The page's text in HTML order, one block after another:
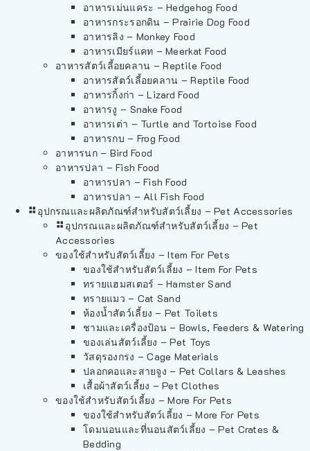
อาหารเม่นแคระ – Hedgehog Food
อาหารกระรอกดิน – Prairie Dog Food
อาหารลิง – Monkey Food
อาหารเมียร์แคท – Meerkat Food
อาหารสัตว์เลี้อยคลาน – Reptile Food
อาหารสัตว์เลี้อยคลาน – Reptile Food
อาหารกิ้งก่า – Lizard Food
อาหารงู – Snake Food
อาหารเต่า – Turtle and Tortoise Food
อาหารกบ – Frog Food
อาหารนก – Bird Food
อาหารปลา – Fish Food
อาหารปลา – Fish Food
อาหารปลา – All Fish Food
อุปกรณและผลิตภัณฑ์สำหรับสัตว์เลี้ยง – Pet Accessories
อุปกรณและผลิตภัณฑ์สำหรับสัตว์เลี้ยง – Pet
Accessories
ของใช้สำหรับสัตว์เลี้ยง – Item For Pets
ของใช้สำหรับสัตว์เลี้ยง – Item For Pets
ทรายแฮมสเตอร์ – Hamster Sand
ทรายแมว – Cat Sand
ห้องน้ำสัตว์เลี้ยง – Pet Toilets
ชามและเครื่องป้อน – Bowls, Feeders & Watering
ของเล่นสัตว์เลี้ยง – Pet Toys
วัสดุรองกรง – Cage Materials
ปลอกคอและสายจูง – Pet Collars & Leashes
เสื้อผ้าสัตว์เลี้ยง – Pet Clothes
ของใช้สำหรับสัตว์เลี้ยง – More For Pets
ของใช้สำหรับสัตว์เลี้ยง – More For Pets
โดมนอนและที่นอนสัตว์เลี้ยง – Pet Crates &
Bedding